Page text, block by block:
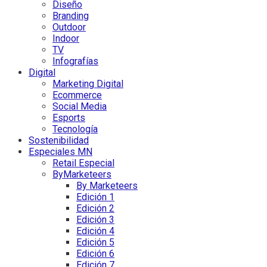
Diseño
Branding
Outdoor
Indoor
TV
Infografías
Digital
Marketing Digital
Ecommerce
Social Media
Esports
Tecnología
Sostenibilidad
Especiales MN
Retail Especial
ByMarketeers
By Marketeers
Edición 1
Edición 2
Edición 3
Edición 4
Edición 5
Edición 6